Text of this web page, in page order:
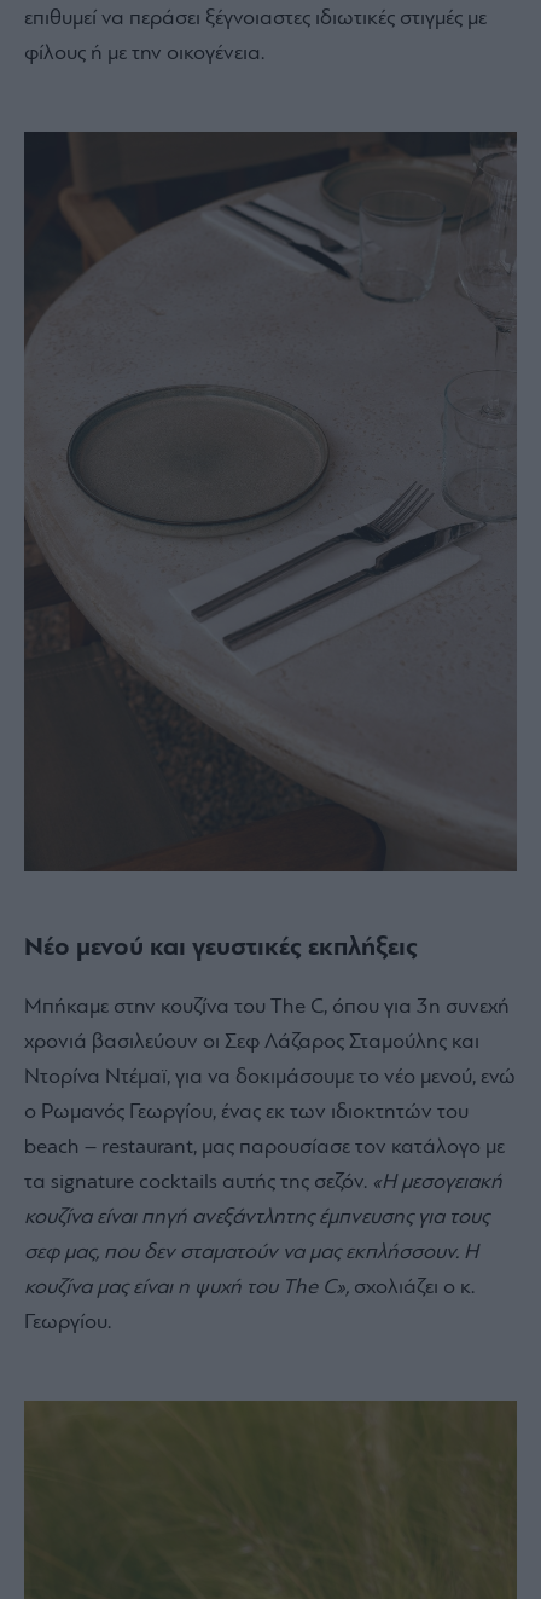
επιθυμεί να περάσει ξέγνοιαστες ιδιωτικές στιγμές με
φίλους ή με την οικογένεια.
Νέο μενού και γευστικές εκπλήξεις
Μπήκαμε στην κουζίνα του The C, όπου για 3η συνεχή
χρονιά βασιλεύουν οι Σεφ Λάζαρος Σταμούλης και
Ντορίνα Ντέμαϊ, για να δοκιμάσουμε το νέο μενού, ενώ
ο Ρωμανός Γεωργίου, ένας εκ των ιδιοκτητών του
beach – restaurant, μας παρουσίασε τον κατάλογο με
τα signature cocktails αυτής της σεζόν. «Η μεσογειακή
κουζίνα είναι πηγή ανεξάντλητης έμπνευσης για τους
σεφ μας, που δεν σταματούν να μας εκπλήσσουν. Η
κουζίνα μας είναι η ψυχή του The C», σχολιάζει ο κ.
Γεωργίου.